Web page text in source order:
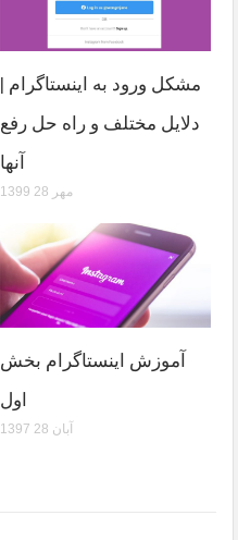
مشکل ورود به اینستاگرام |
دلایل مختلف و راه حل رفع
آنها
1399 مهر 28
آموزش اینستاگرام بخش
اول
1397 آبان 28